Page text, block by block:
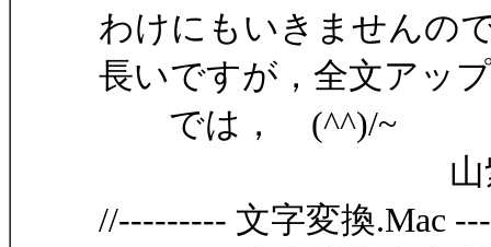
わけにもいきませんの
長いですが，全文アッ
では， (^^)/~
山紫水
//--------- 文字変換.Mac